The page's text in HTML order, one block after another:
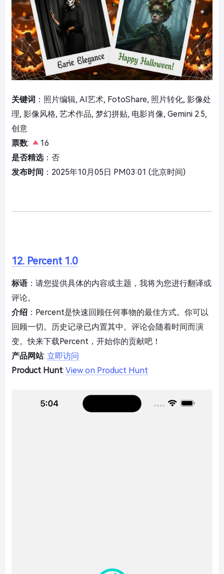
关键词 ：照片编辑, AI艺术, FotoShare, 照片转化, 影像处
理, 影像风格, 艺术作品, 梦幻拼贴, 电影肖像, Gemini 2.5,
创意
票数:
16
是否精选：否
发布时间 ：2025年10月05日 PM03:01 (北京时间)
12. Percent 1.0
标语：请您提供具体的内容或主题，我将为您进行翻译或
评论。
介绍 ：Percent是快速回顾任何事物的最佳方式。你可以
回顾一切。历史记录已内置其中。评论会随着时间而演
变。快来下载Percent，开始你的贡献吧！
产品网站: 立即访问
Product Hunt: View on Product Hunt